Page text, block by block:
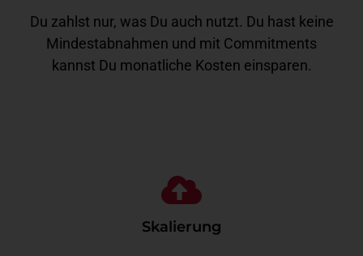
Du zahlst nur, was Du auch nutzt. Du hast keine
Mindestabnahmen und mit Commitments
kannst Du monatliche Kosten einsparen.
Skalierung